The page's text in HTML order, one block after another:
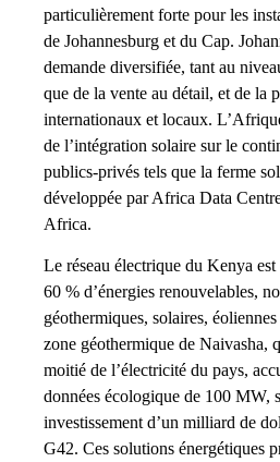
particulièrement forte pour les
de Johannesburg et du Cap.
demande diversifiée, tant au
que de la vente au détail, et de la
internationaux et locaux.
de l’intégration solaire sur le
publics-privés tels que la ferme
développée par Africa Data
Africa.
Le réseau électrique du Kenya
60 % d’énergies renouvelables,
géothermiques, solaires,
zone géothermique de Naivasha,
moitié de l’électricité du pays,
données écologique de 100 MW,
investissement d’un milliard de
G42. Ces solutions énergétiques